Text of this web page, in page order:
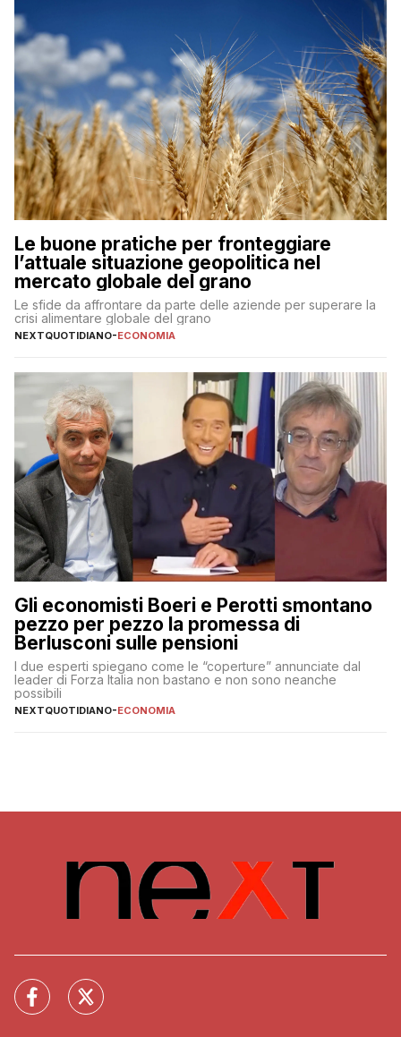
Le buone pratiche per fronteggiare
l’attuale situazione geopolitica nel
mercato globale del grano
Le sfide da affrontare da parte delle aziende per superare la
crisi alimentare globale del grano
NEXTQUOTIDIANO-ECONOMIA
Gli economisti Boeri e Perotti smontano
pezzo per pezzo la promessa di
Berlusconi sulle pensioni
I due esperti spiegano come le “coperture” annunciate dal
leader di Forza Italia non bastano e non sono neanche
possibili
NEXTQUOTIDIANO-ECONOMIA